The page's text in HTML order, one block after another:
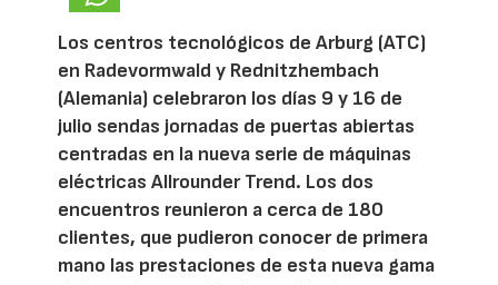
Los centros tecnológicos de Arburg (ATC)
en Radevormwald y Rednitzhembach
(Alemania) celebraron los días 9 y 16 de
julio sendas jornadas de puertas abiertas
centradas en la nueva serie de máquinas
eléctricas Allrounder Trend. Los dos
encuentros reunieron a cerca de 180
clientes, que pudieron conocer de primera
mano las prestaciones de esta nueva gama